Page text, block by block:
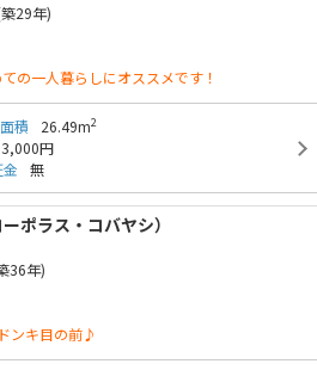
29年)
の一人暮らしにオススメです！
面積 26.49m2
3,000円
無
ポラス・コバヤシ）
36年)
ンキ目の前♪